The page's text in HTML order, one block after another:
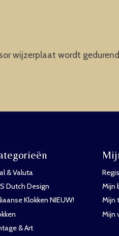
wijzerplaat wordt
& Valuta
Dutch Design
Klokken NIEUW!
& Art
Mijn
Mijn
Mijn